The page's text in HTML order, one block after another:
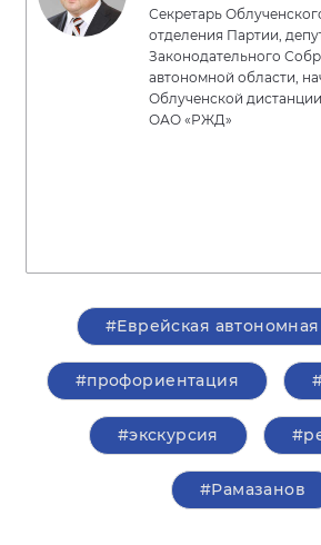
Секретарь
отделения Партии,
Законодательного
автономной области,
Облученской
ОАО «РЖД»
#Еврейская автономная
#профориентация
#экскурсия
#Рамазанов